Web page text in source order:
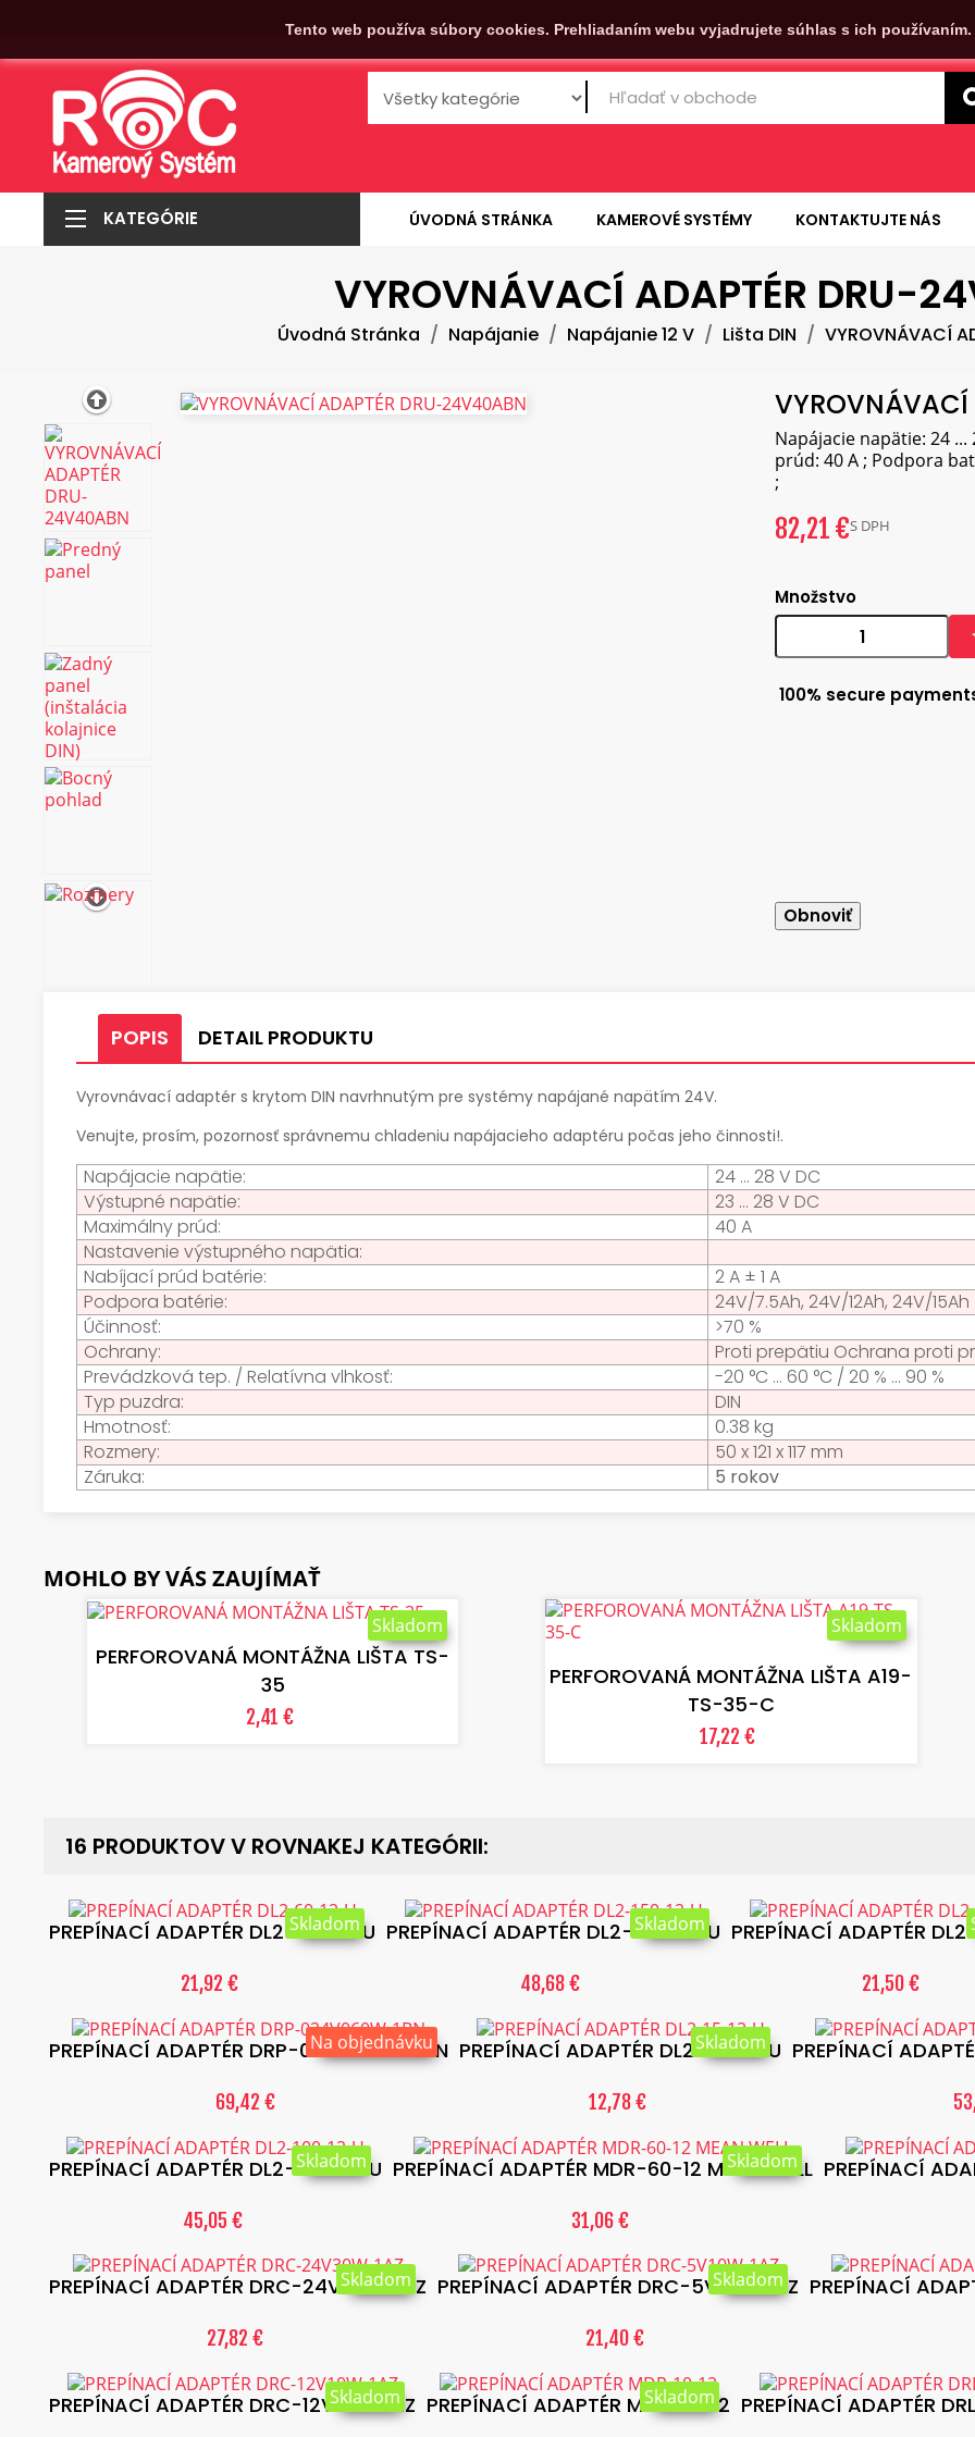
Tento web používa súbory cookies. Prehliadaním webu vyjadrujete súhlas s ich používaním.
ÚVODNÁ STRÁNKA KAMEROVÉ SYSTÉMY KONTAKTUJTE NÁS
KATEGÓRIE
VYROVNÁVACÍ ADAPTÉR DRU-
Úvodná Stránka Napájanie Napájanie 12 V Lišta DIN VYROVNÁVACÍ
Napájacie napätie: 24 ...
prúd: 40 A ; Podpora
;
82,21 €S DPH
Množstvo
100% secure
POPIS DETAIL PRODUKTU
Vyrovnávací adaptér s krytom DIN navrhnutým pre systémy napájané napätím 24V.
Venujte, prosím, pozornosť správnemu chladeniu napájacieho adaptéru počas jeho činnosti!.
Napájacie napätie:
24 ... 28 V DC
Výstupné napätie:
23 ... 28 V DC
Maximálny prúd:
40 A
Nastavenie výstupného napätia:
Nabíjací prúd batérie:
2 A ± 1 A
Podpora batérie:
24V/7.5Ah, 24V/12Ah, 24V/15Ah
Účinnosť:
>70 %
Ochrany:
Proti prepätiu Ochrana proti
Prevádzková tep. / Relatívna vlhkosť:
-20 °C ... 60 °C / 20 % ... 90 %
Typ puzdra:
DIN
Hmotnosť:
0.38 kg
Rozmery:
50 x 121 x 117 mm
Záruka:
5 rokov
MOHLO BY VÁS ZAUJÍMAŤ
VLOŽIŤ DO KOŠÍKA
PERFOROVANÁ MONTÁŽNA LIŠTA TS-
35
2,41 €
Skladom
PERFOROVANÁ MONTÁŽNA LIŠTA A19-
TS-35-C
17,22 €
Skladom
16 PRODUKTOV V ROVNAKEJ KATEGÓRII:
PREPÍNACÍ ADAPTÉR DL2-60-12-U
21,92 €
Skladom PREPÍNACÍ ADAPTÉR DL2-150-12-U
48,68 €
Skladom PREPÍNACÍ ADAPTÉR
21,50 €
PREPÍNACÍ ADAPTÉR DRP-024V060W-1BN
69,42 €
Na objednávku PREPÍNACÍ ADAPTÉR DL2-15-12-U
12,78 €
Skladom PREPÍNACÍ
PREPÍNACÍ ADAPTÉR DL2-100-12-U
45,05 €
Skladom PREPÍNACÍ ADAPTÉR MDR-60-12 MEAN WELL
31,06 €
Skladom PREPÍNACÍ
PREPÍNACÍ ADAPTÉR DRC-24V30W-1AZ
27,82 €
Skladom PREPÍNACÍ ADAPTÉR DRC-5V10W-1AZ
21,40 €
Skladom PREPÍNACÍ
PREPÍNACÍ ADAPTÉR DRC-12V10W-1AZ
Skladom PREPÍNACÍ ADAPTÉR MDR-10-12
Skladom PREPÍNACÍ ADAPTÉR